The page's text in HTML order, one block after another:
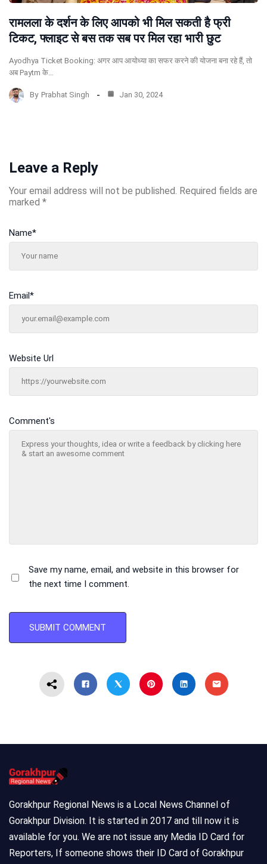
रामलला के दर्शन के लिए आपको भी मिल सकती है फ्री
टिकट, फ्लाइट से बस तक सब पर मिल रहा भारी छुट
Ayodhya Ticket Booking: अगर आप आयोध्या का सफर करने की योजना बना रहे हैं, तो
अब Paytm के…
By Prabhat Singh Jan 30, 2024
Leave a Reply
Your email address will not be published. Required fields are
marked *
Comment's
Name*
Email*
Website Url
Save my name, email, and website in this browser for
the next time I comment.
Gorakhpur Regional News is a Local News Channel of
Gorakhpur Division. It is started in 2017 and till now it is
available for you. We are not issue any Media ID Card for
Reporters, If someone shows their ID Card of Gorakhpur